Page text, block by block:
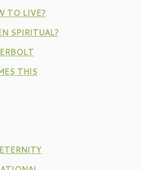
TO LIVE?
SPIRITUAL?
THIS